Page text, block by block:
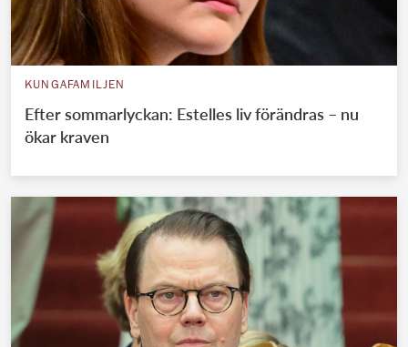
KUNGAFAMILJEN
Efter sommarlyckan: Estelles liv förändras – nu
ökar kraven